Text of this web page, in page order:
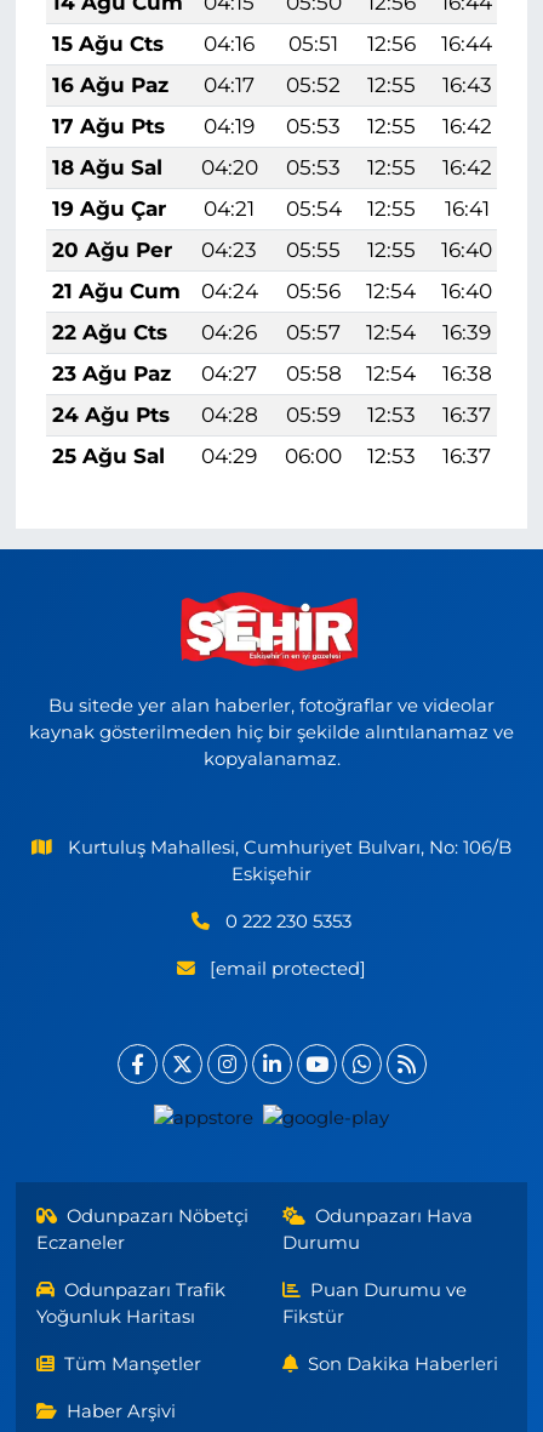
15 Ağu Cts
04:16 05:51 12:56 16:44
16 Ağu Paz
04:17 05:52 12:55 16:43
17 Ağu Pts
04:19 05:53 12:55 16:42
18 Ağu Sal
04:20 05:53 12:55 16:42
19 Ağu Çar
04:21 05:54 12:55 16:41
20 Ağu Per
04:23 05:55 12:55 16:40
21 Ağu Cum
04:24 05:56 12:54 16:40
22 Ağu Cts
04:26 05:57 12:54 16:39
23 Ağu Paz
04:27 05:58 12:54 16:38
24 Ağu Pts
04:28 05:59 12:53 16:37
25 Ağu Sal
04:29 06:00 12:53 16:37
Bu sitede yer alan haberler, fotoğraflar ve videolar
kaynak gösterilmeden hiç bir şekilde alıntılanamaz ve
kopyalanamaz.
Kurtuluş Mahallesi, Cumhuriyet Bulvarı, No: 106/B
Eskişehir
0 222 230 5353
[email protected]
Odunpazarı Nöbetçi
Eczaneler
Odunpazarı Hava
Durumu
Odunpazarı Trafik
Yoğunluk Haritası
Puan Durumu ve
Fikstür
Tüm Manşetler Son Dakika Haberleri
Haber Arşivi